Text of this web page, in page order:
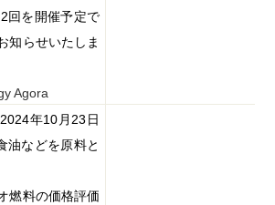
2回を開催予定で
知らせいたしま
Agora
2024年10 月 23 日
油などを原料と
燃料の価格評価